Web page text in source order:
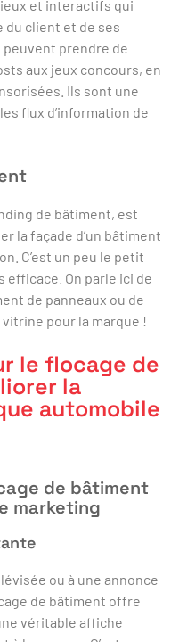
et interactifs qui
du client et de ses
prendre de
aux jeux concours, en
Ils sont une
flux d’information de
de bâtiment, est
la façade d’un bâtiment
C’est un peu le petit
efficace. On parle ici de
de panneaux ou de
pour la marque !
le flocage de
la
automobile
de bâtiment
marketing
ou à une annonce
de bâtiment offre
véritable affiche